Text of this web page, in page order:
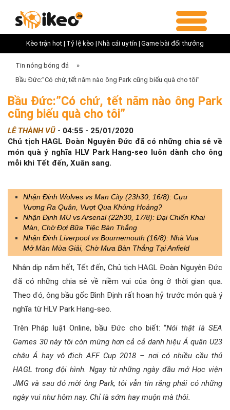
Kèo trận hot | Tỷ lệ kèo | Nhà cái uy tín | Game bài đổi thưởng
Tin nóng bóng đá
»
Bầu Đức:”Có chứ, tết năm nào ông Park cũng biếu quà cho tôi”
Bầu Đức:”Có chứ, tết năm nào ông Park
cũng biếu quà cho tôi”
LÊ THÀNH VŨ - 04:55 - 25/01/2020
Chủ tịch HAGL Đoàn Nguyên Đức đã có những chia sẻ về
món quà ý nghĩa HLV Park Hang-seo luôn dành cho ông
mỗi khi Tết đến, Xuân sang.
Nhận Định Wolves vs Man City (23h30, 16/8): Cựu
Vương Ra Quân, Vượt Qua Khủng Hoảng?
Nhận Định MU vs Arsenal (22h30, 17/8): Đại Chiến Khai
Màn, Chờ Đợi Bữa Tiệc Bàn Thắng
Nhận Định Liverpool vs Bournemouth (16/8): Nhà Vua
Mở Màn Mùa Giải, Chờ Mưa Bàn Thắng Tại Anfield
Nhân dịp năm hết, Tết đến, Chủ tịch HAGL Đoàn Nguyên Đức
đã có những chia sẻ về niềm vui của ông ở thời gian qua.
Theo đó, ông bầu gốc Bình Định rất hoan hỷ trước món quà ý
nghĩa từ HLV Park Hang-seo.
Trên Pháp luật Online, bầu Đức cho biết: “Nói thật là SEA
Games 30 này tôi còn mừng hơn cả cả danh hiệu Á quân U23
châu Á hay vô địch AFF Cup 2018 – nơi có nhiều cầu thủ
HAGL trong đội hình. Ngay từ những ngày đầu mở Học viện
JMG và sau đó mời ông Park, tôi vẫn tin rằng phải có những
ngày vui như hôm nay. Chỉ là sớm hay muộn mà thôi.